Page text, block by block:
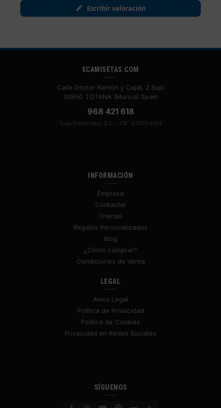
Escribir valoración
ECAMISETAS.COM
Calle Doctor Ramón y Cajal, 2 Bajo
30850 TOTANA (Murcia) Spain
968 421 618
Tuka Publicidad, S.L. - CIF: B73554164
INFORMACIÓN
Empresa
Contactar
Ofertas
Regalos Personalizados
Blog
¿Cómo comprar?
Condiciones de Venta
LEGAL
Aviso Legal
Política de Privacidad
Política de Cookies
Privacidad en Redes Sociales
SÍGUENOS